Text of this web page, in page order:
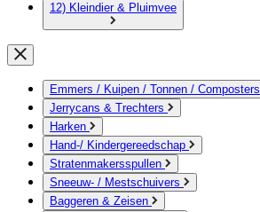
12) Kleindier & Pluimvee
Emmers / Kuipen / Tonnen / Composters
Jerrycans & Trechters
Harken
Hand-/ Kindergereedschap
Stratenmakersspullen
Sneeuw- / Mestschuivers
Baggeren & Zeisen